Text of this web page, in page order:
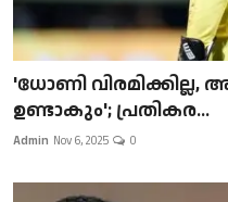
'ധോണി
ഉണ്ടാകും'; പ്രതികര...
Admin Nov 6, 2025 0